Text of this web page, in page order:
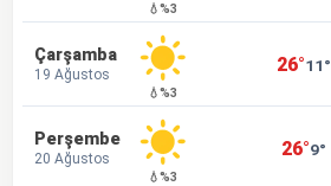
💧%3
Çarşamba
19 Ağustos
💧%3
26°11°
Perşembe
20 Ağustos
💧%3
26°9°